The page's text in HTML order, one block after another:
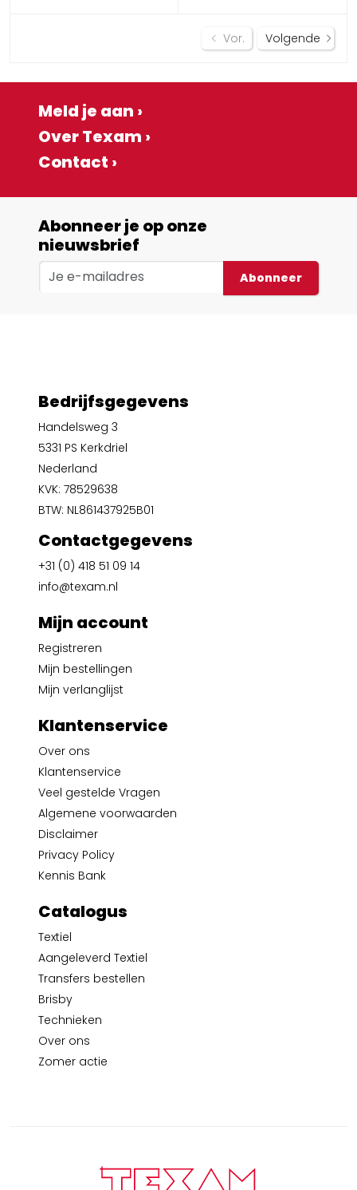
Vor. Volgende
Meld je aan ›
Over Texam ›
Contact ›
Abonneer je op onze
nieuwsbrief
Abonneer
Bedrijfsgegevens
Handelsweg 3
5331 PS Kerkdriel
Nederland
KVK: 78529638
BTW: NL861437925B01
Contactgegevens
+31 (0) 418 51 09 14
info@texam.nl
Mijn account
Registreren
Mijn bestellingen
Mijn verlanglijst
Klantenservice
Over ons
Klantenservice
Veel gestelde Vragen
Algemene voorwaarden
Disclaimer
Privacy Policy
Kennis Bank
Catalogus
Textiel
Aangeleverd Textiel
Transfers bestellen
Brisby
Technieken
Over ons
Zomer actie